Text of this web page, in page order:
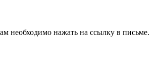
необходимо нажать на ссылку в письме.